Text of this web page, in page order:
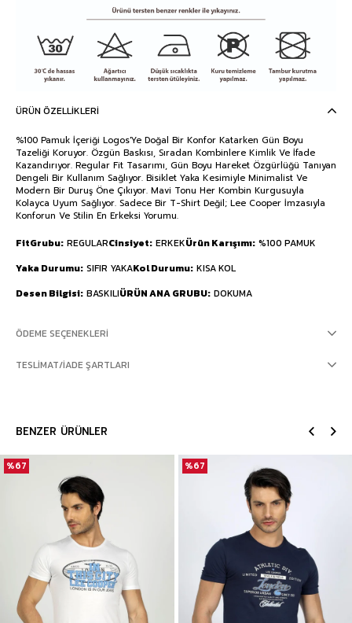
ÜRÜN ÖZELLIKLERI
%100 Pamuk İçeriği Logos'Ye Doğal Bir Konfor Katarken Gün Boyu
Tazeliği Koruyor. Özgün Baskısı, Sıradan Kombinlere Kimlik Ve İfade
Kazandırıyor. Regular Fit Tasarımı, Gün Boyu Hareket Özgürlüğü Tanıyan
Dengeli Bir Kullanım Sağlıyor. Bisiklet Yaka Kesimiyle Minimalist Ve
Modern Bir Duruş Öne Çıkıyor. Mavi Tonu Her Kombin Kurgusuyla
Kolayca Uyum Sağlıyor. Sadece Bir T-Shirt Değil; Lee Cooper İmzasıyla
Konforun Ve Stilin En Erkeksi Yorumu.
FitGrubu REGULARCinsiyet ERKEKÜrün Karışımı %100 PAMUK
Yaka Durumu SIFIR YAKAKol Durumu KISA KOL
Desen Bilgisi BASKILIÜRÜN ANA GRUBU DOKUMA
ÖDEME SEÇENEKLERI
TESLIMAT/İADE ŞARTLARI
BENZER ÜRÜNLER
%67 %67